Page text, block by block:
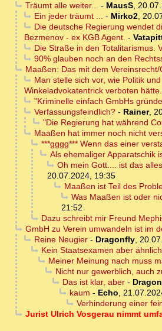
Träumt alle weiter... - MausS,
Ein jeder träumt ... - Mirko2,
Die deutsche Regierung wendet
Bezmenov - ex KGB Agent. -
Die Straße in den Totalitarismus.
90% glauben noch an den
Maaßen: Das mit dem
Man stelle sich vor, wie Politik
Winkeladvokatentrick verboten
"Kriminelle einfach GmbHs
Verfassungsfeindlich?- Rainer,
"Die Regierung hat während
Maaßen hat immer noch nicht
***gggg*** Wenn das einer
Als ehemaliger Apparatschik
Oh mein Gott.... ist das
20.07.2024, 19:35
Maaßen ist Teil des
Was Maaßen ist oder
21:52
Dazu schreibt mir Freund
GmbH zu Verein umwandeln ist im
Reine Neugier- Dragonfly,
Kein Staatsexamen aber
Meiner Meinung nach muss
Nicht nur gewerblich, auch
Das ist klar, aber-
kaum - Echo,
Verhinderung einer
Jurist Ulrich Vosgerau nimmt